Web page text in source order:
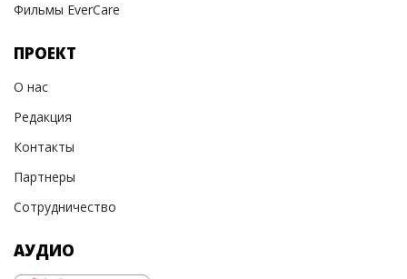
Фильмы EverCare
ПРОЕКТ
О нас
Редакция
Контакты
Партнеры
Сотрудничество
АУДИО